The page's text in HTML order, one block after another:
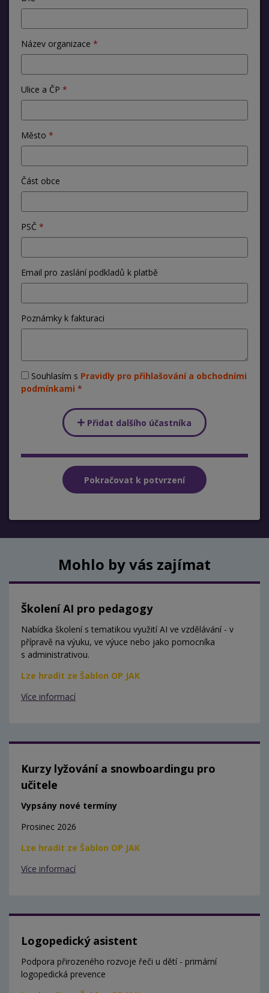
Název organizace
Ulice a ČP
Město
Část obce
PSČ
Email pro zaslání podkladů k platbě
Poznámky k fakturaci
Souhlasím s Pravidly pro přihlašování a obchodními
podmínkami
Přidat dalšího účastníka
Mohlo by vás zajímat
Školení AI pro pedagogy
Nabídka školení s tematikou využití AI ve vzdělávání - v
přípravě na výuku, ve výuce nebo jako pomocníka
s administrativou.
Lze hradit ze Šablon OP JAK
Více informací
Kurzy lyžování a snowboardingu pro
učitele
Vypsány nové termíny
Prosinec 2026
Lze hradit ze Šablon OP JAK
Více informací
Logopedický asistent
Podpora přirozeného rozvoje řeči u dětí - primární
logopedická prevence